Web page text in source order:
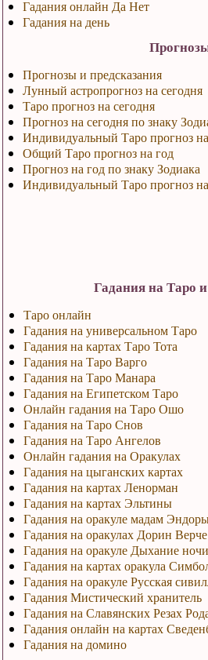
Гадания онлайн Да Нет
Гадания на день
Прогнозы и предсказания
Лунный астропрогноз на сегодня
Таро прогноз на сегодня
Прогноз на сегодня по знаку
Индивидуальный Таро прогноз
Общий Таро прогноз на год
Прогноз на год по знаку Зодиака
Индивидуальный Таро прогноз
Гадания на Таро
Таро онлайн
Гадания на универсальном Таро
Гадания на картах Таро Тота
Гадания на Таро Варго
Гадания на Таро Манара
Гадания на Египетском Таро
Онлайн гадания на Таро Ошо
Гадания на Таро Снов
Гадания на Таро Ангелов
Онлайн гадания на Оракулах
Гадания на цыганских картах
Гадания на картах Ленорман
Гадания на картах Эльтины
Гадания на оракуле мадам
Гадания на оракулах Дорин Верче
Гадания на оракуле Дыхание ночи
Гадания на картах оракула
Гадания на оракуле Русская
Гадания Мистический хранитель
Гадания на Славянских Резах
Гадания онлайн на картах
Гадания на домино